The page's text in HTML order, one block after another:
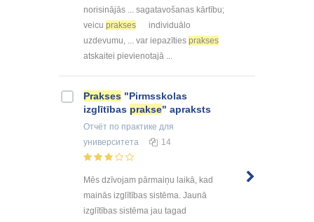
norisinājās ... sagatavošanas kārtību;
veicu prakses
individuālo
uzdevumu, ... var iepazīties prakses
atskaitei pievienotajā ...
Prakses "Pirmsskolas
izglītības prakse" apraksts
Отчёт по практике для
университета
14
Mēs dzīvojam pārmaiņu laikā, kad
mainās izglītības sistēma. Jaunā
izglītības sistēma jau tagad